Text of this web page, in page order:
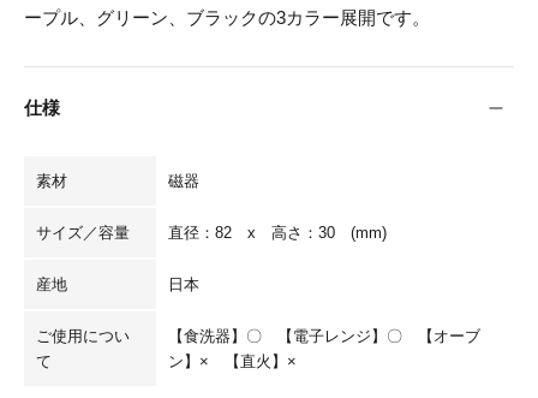
ープル、グリーン、ブラックの3カラー展開です。
仕様
素材 磁器
サイズ／容量 直径：82 x 高さ：30 (mm)
産地 日本
ご使用につい
て
【食洗器】〇 【電子レンジ】〇 【オーブ
ン】× 【直火】×